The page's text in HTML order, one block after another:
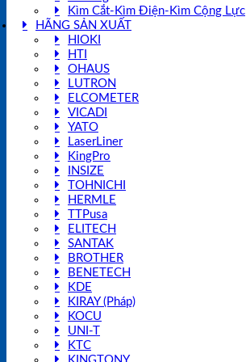
Kìm Cắt-Kìm Điện-Kìm Cộng Lực
HÃNG SẢN XUẤT
HIOKI
HTI
OHAUS
LUTRON
ELCOMETER
VICADI
YATO
LaserLiner
KingPro
INSIZE
TOHNICHI
HERMLE
TTPusa
ELITECH
SANTAK
BROTHER
BENETECH
KDE
KIRAY (Pháp)
KOCU
UNI-T
KTC